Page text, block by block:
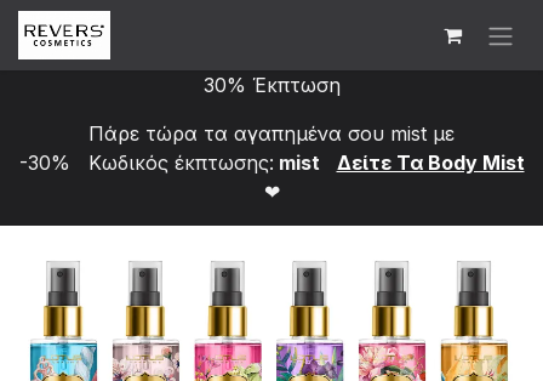
Skip to Content
30% Έκπτωση
Πάρε τώρα τα αγαπημένα σου mist με
-30% Κωδικός έκπτωσης: mist
Δείτε Τα Bod​y Mist
❤